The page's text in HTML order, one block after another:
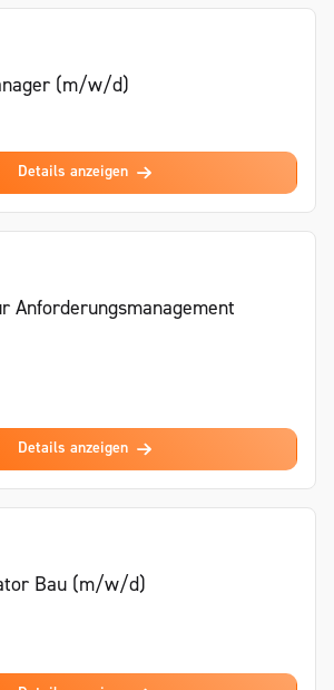
(m/w/d)
Details anzeigen
Anforderungsmanagement
Details anzeigen
Bau (m/w/d)